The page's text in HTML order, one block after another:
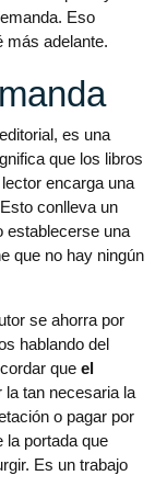
Eso
más adelante.
es una
que los libros
encarga una
conlleva un
establecerse una
que no hay ningún
se ahorra por
hablando del
que el
la tan necesaria la
o pagar por
la portada que
Es un trabajo